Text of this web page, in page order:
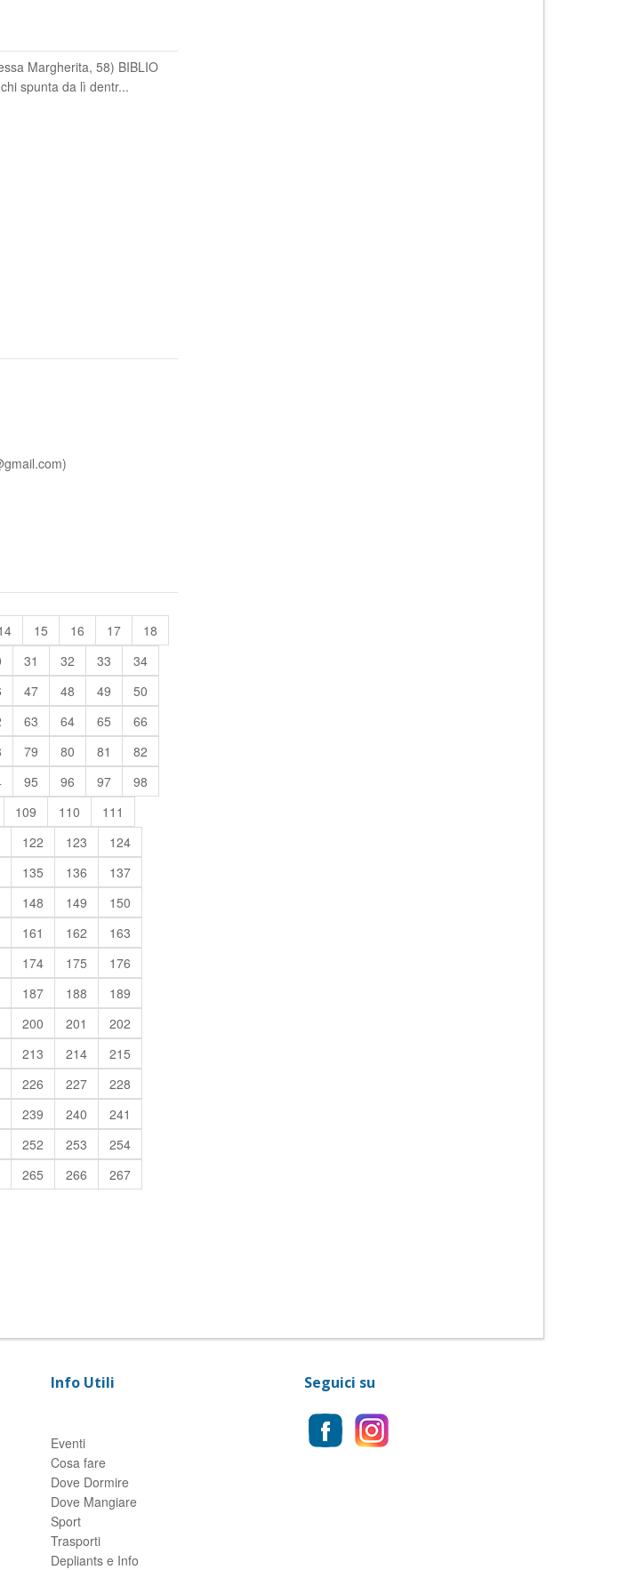
Margherita, 58) BIBLIO
spunta da lì dentr...
15 16 17
18
31 32 33
34
47 48 49
50
63 64 65
66
79 80 81
82
95 96 97
98
109 110
111
122 123
124
135 136
137
148 149
150
161 162
163
174 175
176
187 188
189
200 201
202
213 214
215
226 227
228
239 240
241
252 253
254
265 266
267
Info Utili
Eventi
Cosa fare
Dove Dormire
Dove Mangiare
Sport
Trasporti
Depliants e Info
Seguici su